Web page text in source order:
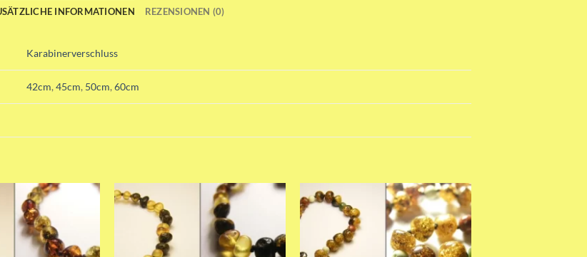
INFORMATIONEN REZENSIONEN (0)
Karabinerverschluss
42cm,45cm, 50cm,60cm
Add to wishlist Add to wishlist Add to wishlist